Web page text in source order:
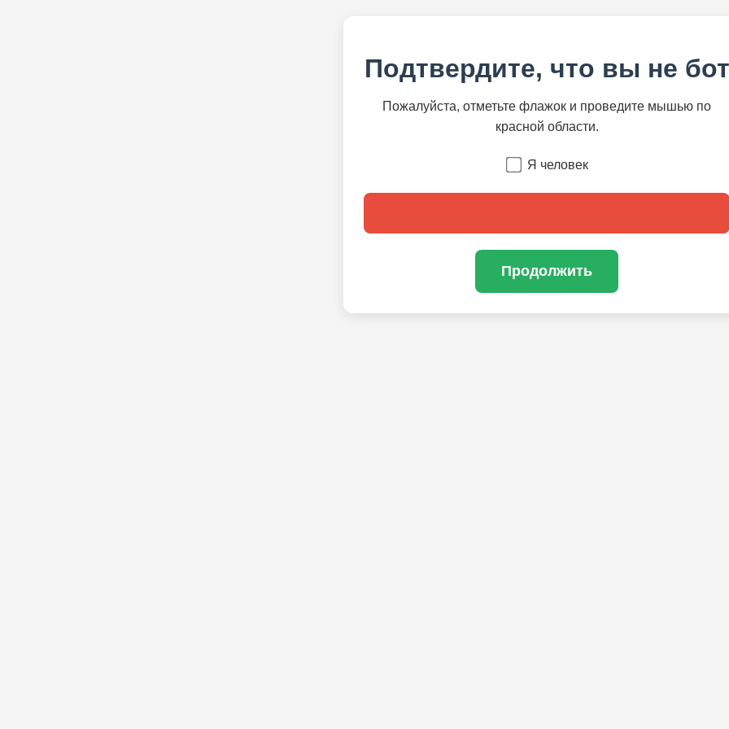
Подтвердите, что вы не бот
Пожалуйста, отметьте флажок и проведите мышью по
красной области.
Я человек
Продолжить